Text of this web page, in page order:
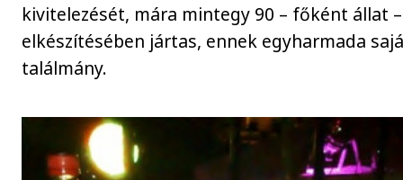
kivitelezését, mára mintegy 90 – főként állat –
elkészítésében jártas, ennek egyharmada
találmány.